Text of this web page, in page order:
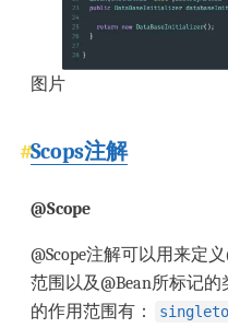
图片
Scops注解
@Scope
@Scope注解可以用来定
范围以及@Bean所标记的
的作用范围有：